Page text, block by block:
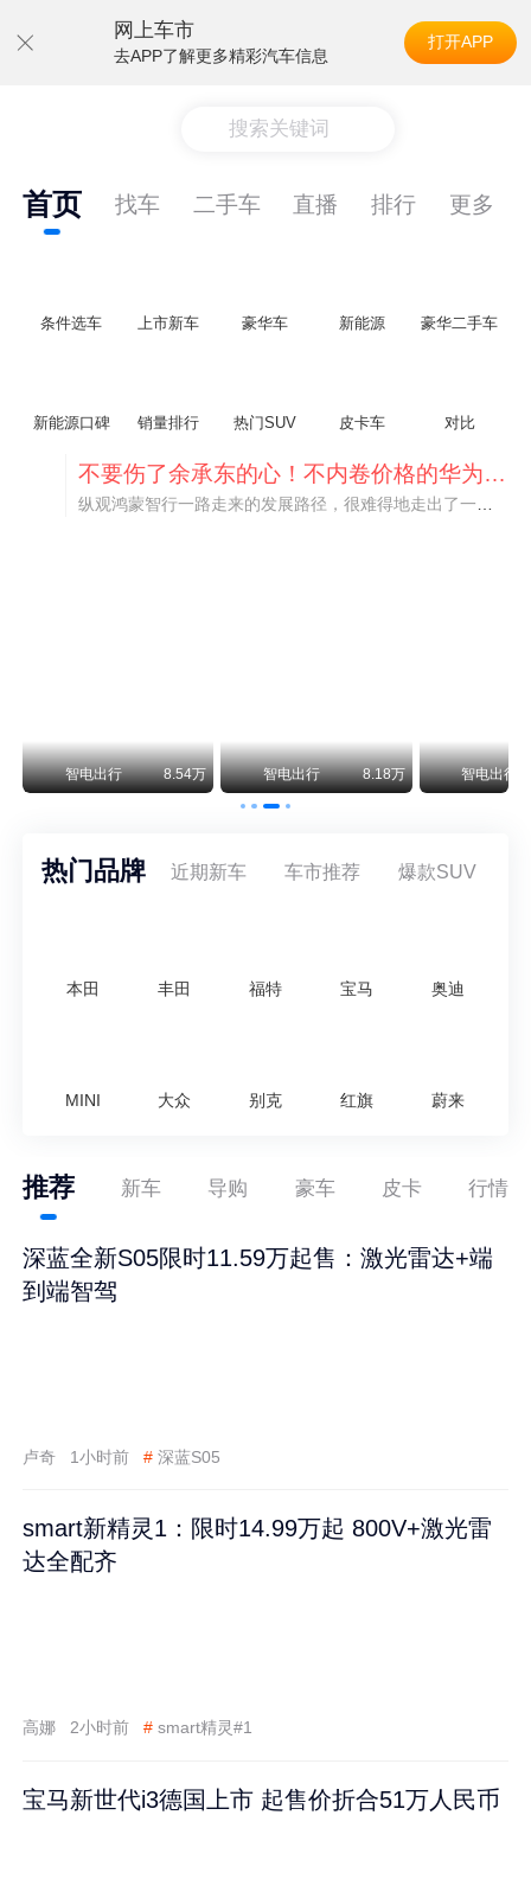
网上车市
去APP了解更多精彩汽车信息
打开APP
搜索关键词
首页 找车 二手车 直播 排行 更多
条件选车 上市新车 豪华车 新能源 豪华二手车
新能源口碑 销量排行 热门SUV 皮卡车 对比
不要伤了余承东的心！不内卷价格的华为，弥足珍贵！
智电出行 8.54万 智电出行 8.18万 智电出行
热门品牌 近期新车 车市推荐 爆款SUV
本田 丰田 福特 宝马 奥迪
MINI 大众 别克 红旗 蔚来
推荐 新车 导购 豪车 皮卡 行情
深蓝全新S05限时11.59万起售：激光雷达+端
到端智驾
卢奇 1小时前 # 深蓝S05
smart新精灵1：限时14.99万起 800V+激光雷
达全配齐
高娜 2小时前 # smart精灵#1
宝马新世代i3德国上市 起售价折合51万人民币